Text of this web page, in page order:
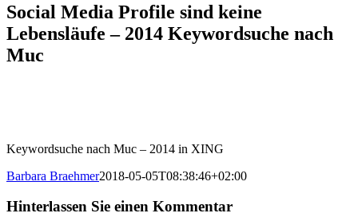
Social Media Profile sind keine
Lebensläufe – 2014 Keywordsuche nach
Muc
Keywordsuche nach Muc – 2014 in XING
Barbara Braehmer2018-05-05T08:38:46+02:00
Hinterlassen Sie einen Kommentar